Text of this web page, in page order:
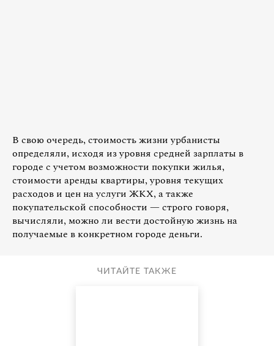
В свою очередь, стоимость жизни урбанисты
определяли, исходя из уровня средней зарплаты в
городе с учетом возможности покупки жилья,
стоимости аренды квартиры, уровня текущих
расходов и цен на услуги ЖКХ, а также
покупательской способности — строго говоря,
вычисляли, можно ли вести достойную жизнь на
получаемые в конкретном городе деньги.
ЧИТАЙТЕ ТАКЖЕ